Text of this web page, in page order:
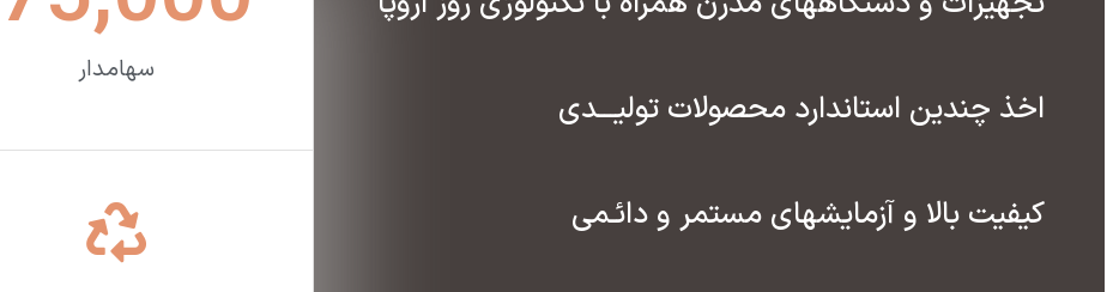
اخذ چندین استاندارد محصولات تولیـــدی
کیفیت بالا و آزمایشهای مستمر و دائـمی
سهامدار